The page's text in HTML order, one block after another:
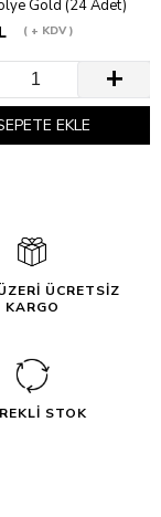
Gold (24 Adet)
+ KDV
EKLE
ÜCRETSİZ
KARGO
STOK